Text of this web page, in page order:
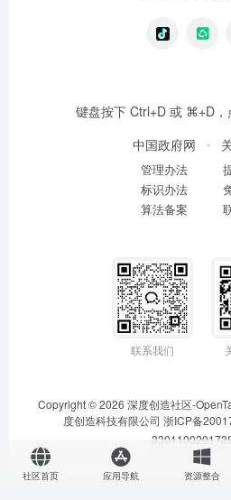
键盘按下 Ctrl+D 或 ⌘+D，
中国政府网
管理办法
标识办法
算法备案
联系我们
Copyright © 2026 深度创造社区-
度创造科技有限公司 浙ICP备
社区首页 应用导航 资源整合